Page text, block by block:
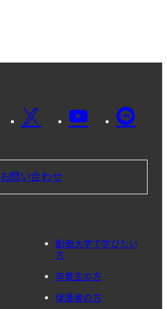
お問い合わせ
創価大学で学びたい
方
卒業生の方
保護者の方